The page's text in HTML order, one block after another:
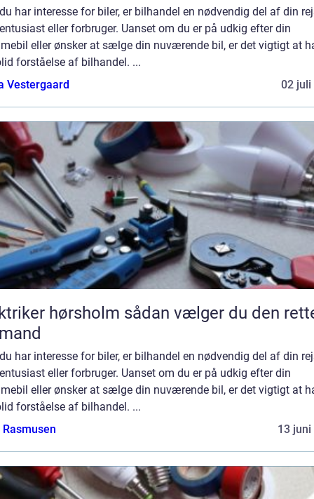
har interesse for biler, er bilhandel en nødvendig del af din
eller forbruger. Uanset om du er på udkig efter din
eller ønsker at sælge din nuværende bil, er det vigtigt at
forståelse af bilhandel. ...
Vestergaard
02 juli
hørsholm sådan vælger du den rette
har interesse for biler, er bilhandel en nødvendig del af din
eller forbruger. Uanset om du er på udkig efter din
eller ønsker at sælge din nuværende bil, er det vigtigt at
forståelse af bilhandel. ...
13 juni